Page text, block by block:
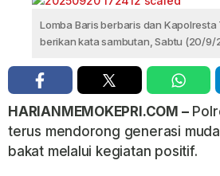
Lomba Baris berbaris dan
berikan kata sambutan, Sabtu (20/9/
HARIANMEMOKEPRI.COM –
terus mendorong generasi
bakat melalui kegiatan positif.